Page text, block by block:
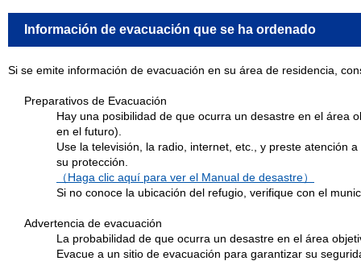
Información de evacuación que se ha ordenado
Si se emite información de evacuación en su área de residencia,
Preparativos de Evacuación
Hay una posibilidad de que ocurra un desastre en el área
en el futuro).
Use la televisión, la radio, internet, etc., y preste atención
su protección.
（Haga clic aquí para ver el Manual de desastre）
Si no conoce la ubicación del refugio, verifique con el
Advertencia de evacuación
La probabilidad de que ocurra un desastre en el área
Evacue a un sitio de evacuación para garantizar su